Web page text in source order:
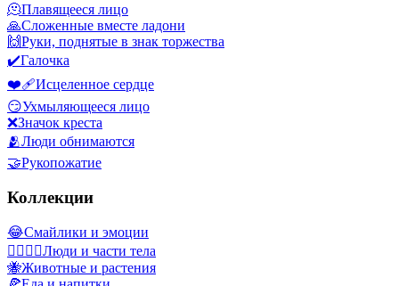
🫠Плавящееся лицо
🙏Сложенные вместе ладони
🙌Руки, поднятые в знак торжества
✔️Галочка
❤️‍🩹Исцеленное сердце
😏Ухмыляющееся лицо
❌Значок креста
🫂Люди обнимаются
🤝Рукопожатие
Коллекции
😂Смайлики и эмоции
👩‍❤️‍💋‍👨Люди и части тела
🐝Животные и растения